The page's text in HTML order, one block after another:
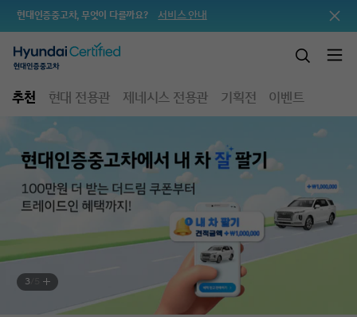
현대인증중고차, 무엇이 다를까요? 서비스 안내
추천 현대 전용관 제네시스 전용관 기획전 이벤트
3